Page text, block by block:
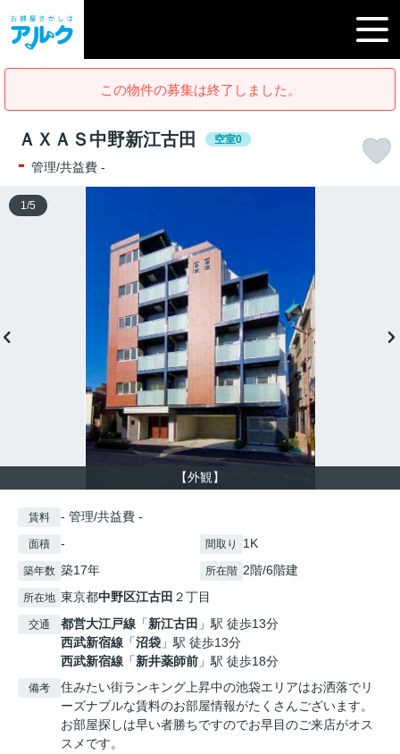
この物件の募集は終了しました。
ＡＸＡＳ中野新江古田 空室0
- 管理/共益費 -
【外観】
1 /5
賃料 - 管理/共益費 -
面積 - 間取り 1K
築年数 築17年 所在階 2階/6階建
所在地 東京都中野区江古田 ２丁目
交通 都営大江戸線 「新江古田 」駅 徒歩13分
西武新宿線 「沼袋 」駅 徒歩13分
西武新宿線 「新井薬師前 」駅 徒歩18分
備考
住みたい街ランキング上昇中の池袋エリアはお洒落でリ
ーズナブルな賃料のお部屋情報がたくさんございます。
お部屋探しは早い者勝ちですのでお早目のご来店がオス
スメです。